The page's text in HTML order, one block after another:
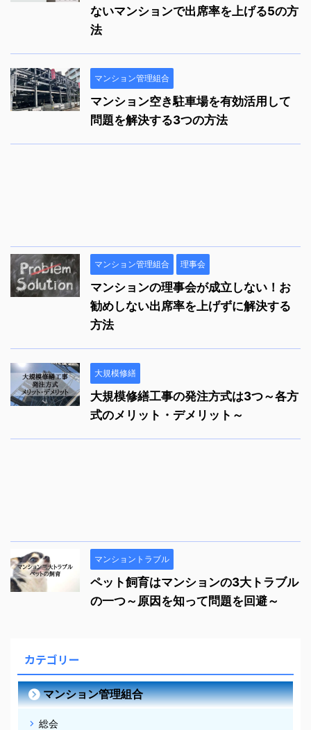
ないマンションで出席率を上げる5の方
法
マンション管理組合
マンション空き駐車場を有効活用して
問題を解決する3つの方法
マンション管理組合 理事会
マンションの理事会が成立しない！お
勧めしない出席率を上げずに解決する
方法
大規模修繕
大規模修繕工事の発注方式は3つ～各方
式のメリット・デメリット～
マンショントラブル
ペット飼育はマンションの3大トラブル
の一つ～原因を知って問題を回避～
カテゴリー
マンション管理組合
総会